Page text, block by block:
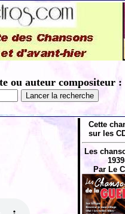
ou auteur compositeur :
Cette
sur les
Les
Par Le